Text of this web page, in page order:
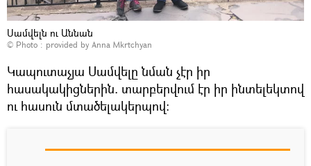
Սամվելն ու Աննան
© Photo : provided by Anna Mkrtchyan
Կապուտաչյա Սամվելը նման չէր իր
հասակակիցներին. տարբերվում էր իր ինտելեկտով
ու հասուն մտածելակերպով։